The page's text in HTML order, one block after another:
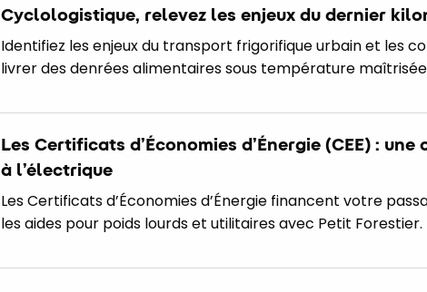
Cyclologistique, relevez les enjeux du dernier
Identifiez les enjeux du transport frigorifique urbain et les
livrer des denrées alimentaires sous température
Les Certificats d’Économies d’Énergie (CEE) :
à l’électrique
Les Certificats d’Économies d’Énergie financent votre
les aides pour poids lourds et utilitaires avec Petit Forestier.